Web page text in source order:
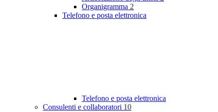
Organigramma 2
Telefono e posta elettronica
Telefono e posta elettronica
Consulenti e collaboratori 10